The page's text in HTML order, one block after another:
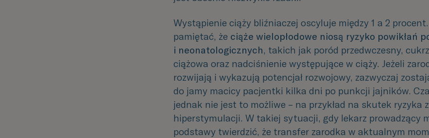
Wystąpienie ciąży bliźniaczej oscyluje między 1 a 2
pamiętać, że ciąże wielopłodowe niosą ryzyko powikłań
i neonatologicznych, takich jak poród przedwczesny,
ciążowa oraz nadciśnienie występujące w ciąży. Jeżeli
rozwijają i wykazują potencjał rozwojowy, zazwyczaj
do jamy macicy pacjentki kilka dni po punkcji jajników.
jednak nie jest to możliwe – na przykład na skutek ryzyka
hiperstymulacji. W takiej sytuacji, gdy lekarz prowadzący
podstawy twierdzić, że transfer zarodka w aktualnym